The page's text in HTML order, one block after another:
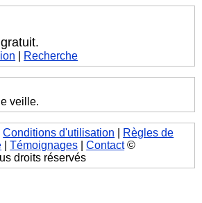
Recherche
veille.
|Conditions d'utilisation
Règles de
|Témoignages |Contact©
droits réservés